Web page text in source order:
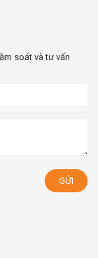
soát và tư vấn